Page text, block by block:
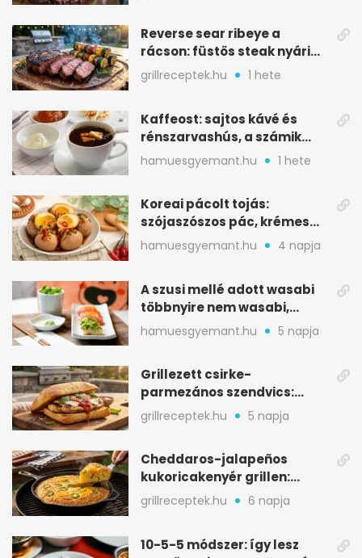
Reverse sear ribeye a
rácson: füstös steak nyári
tökkebabbal
grillreceptek.hu 1 hete
Kaffeost: sajtos kávé és
rénszarvashús, a számik
melegítő itala
hamuesgyemant.hu 1 hete
Koreai pácolt tojás:
szójaszószos pác, krémes
sárgája, pár óra alatt
hamuesgyemant.hu 4 napja
A szusi mellé adott wasabi
többnyire nem wasabi,
hanem fűszerkeverék
hamuesgyemant.hu 5 napja
Grillezett csirke-
parmezános szendvics:
ropogós csirke, olvadó sajt
grillreceptek.hu 5 napja
Cheddaros-jalapeños
kukoricakenyér grillen:
ropogós alj, puha belső
grillreceptek.hu 6 napja
10-5-5 módszer: így lesz